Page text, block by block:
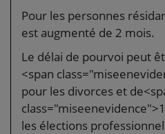
Pour les personnes
est augmenté de 2 mois.
Le délai de pourvoi peut
<span
pour les divorces et
les élections